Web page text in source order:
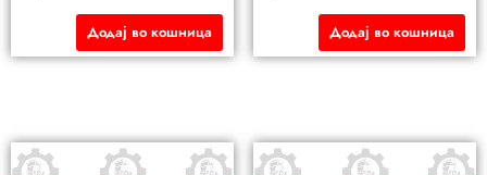
Додај во кошница Додај во кошница